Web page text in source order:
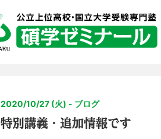
2020/10/27 (火) - ブログ
特別講義・追加情報です